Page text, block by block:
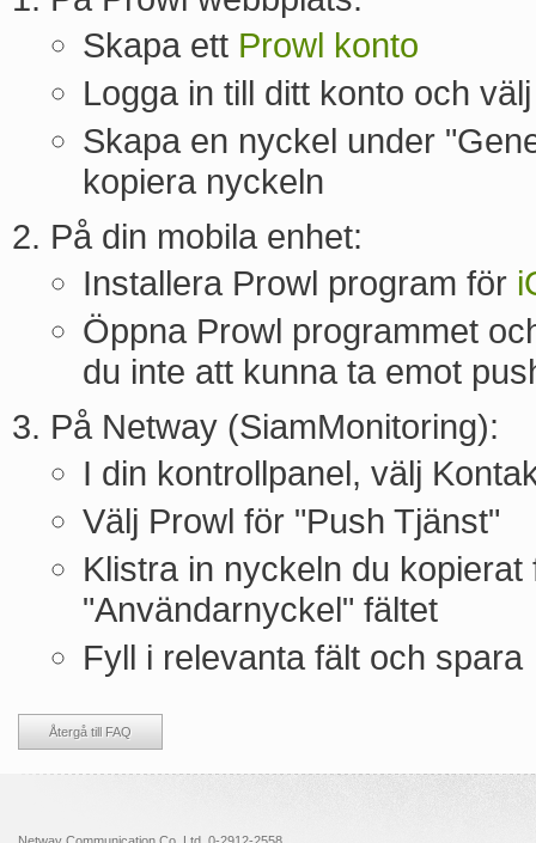
Skapa ett Prowl konto
Logga in till ditt konto och
Skapa en nyckel under
kopiera nyckeln
På din mobila enhet:
Installera Prowl program för
Öppna Prowl programmet
du inte att kunna ta emot
På Netway (SiamMonitoring):
I din kontrollpanel, välj
Välj Prowl för "Push Tjänst"
Klistra in nyckeln du
"Användarnyckel" fältet
Fyll i relevanta fält och spara
Återgå till FAQ